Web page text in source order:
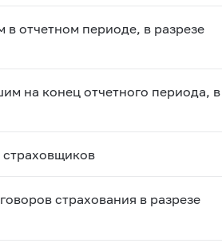
отчетном периоде, в разрезе
на конец отчетного периода, в
страховщиков
страхования в разрезе